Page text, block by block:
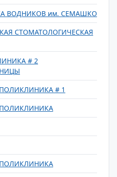
ВОДНИКОВ им. СЕМАШКО
СТОМАТОЛОГИЧЕСКАЯ
# 2
# 1